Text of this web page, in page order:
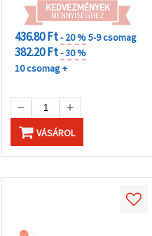
KEDVEZMÉNYEK
MENNYISÉGHEZ
436.80 Ft- 20 %5-9 csomag
382.20 Ft- 30 %
10 csomag +
VÁSÁROL